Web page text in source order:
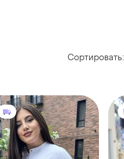
Сортировать: